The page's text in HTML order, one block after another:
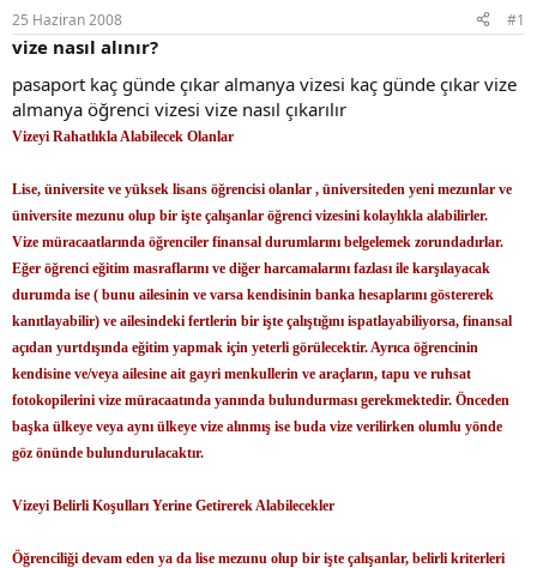
u
b
a
l
a
t
n
ı
ç
a
r
i
25 Haziran 2008 #1
vize nasıl alınır?
pasaport kaç günde çıkar almanya vizesi kaç günde çıkar vize
almanya öğrenci vizesi vize nasıl çıkarılır
Vizeyi Rahatlıkla Alabilecek Olanlar
Lise, üniversite ve yüksek lisans öğrencisi olanlar , üniversiteden yeni mezunlar ve
üniversite mezunu olup bir işte çalışanlar öğrenci vizesini kolaylıkla alabilirler.
Vize müracaatlarında öğrenciler finansal durumlarını belgelemek zorundadırlar.
Eğer öğrenci eğitim masraflarını ve diğer harcamalarını fazlası ile karşılayacak
durumda ise ( bunu ailesinin ve varsa kendisinin banka hesaplarını göstererek
kanıtlayabilir) ve ailesindeki fertlerin bir işte çalıştığını ispatlayabiliyorsa, finansal
açıdan yurtdışında eğitim yapmak için yeterli görülecektir. Ayrıca öğrencinin
kendisine ve/veya ailesine ait gayri menkullerin ve araçların, tapu ve ruhsat
fotokopilerini vize müracaatında yanında bulundurması gerekmektedir. Önceden
başka ülkeye veya aynı ülkeye vize alınmış ise buda vize verilirken olumlu yönde
göz önünde bulundurulacaktır.
Vizeyi Belirli Koşulları Yerine Getirerek Alabilecekler
Öğrenciliği devam eden ya da lise mezunu olup bir işte çalışanlar, belirli kriterleri